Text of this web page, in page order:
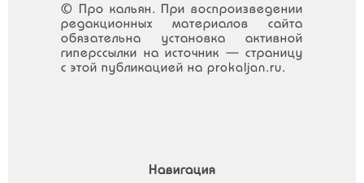
© Про кальян. При воспроизведении
редакционных материалов сайта
обязательна установка активной
гиперссылки на источник — страницу
с этой публикацией на prokaljan.ru.
Навигация